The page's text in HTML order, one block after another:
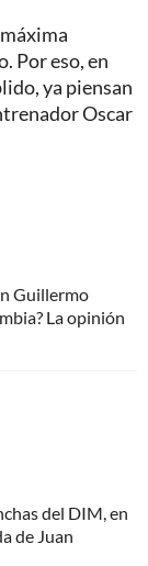
Por eso, en
ya piensan
Oscar
Guillermo
La opinión
del DIM, en
de Juan